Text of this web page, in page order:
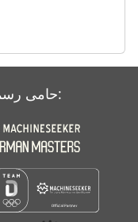
Machine-Seeker.ir حامی رسمی: